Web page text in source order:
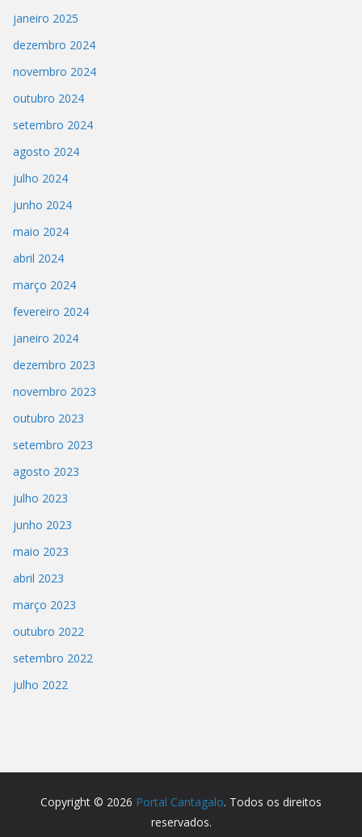
janeiro 2025
dezembro 2024
novembro 2024
outubro 2024
setembro 2024
agosto 2024
julho 2024
junho 2024
maio 2024
abril 2024
março 2024
fevereiro 2024
janeiro 2024
dezembro 2023
novembro 2023
outubro 2023
setembro 2023
agosto 2023
julho 2023
junho 2023
maio 2023
abril 2023
março 2023
outubro 2022
setembro 2022
julho 2022
Copyright © 2026 Portal Cantagalo. Todos os direitos
reservados.